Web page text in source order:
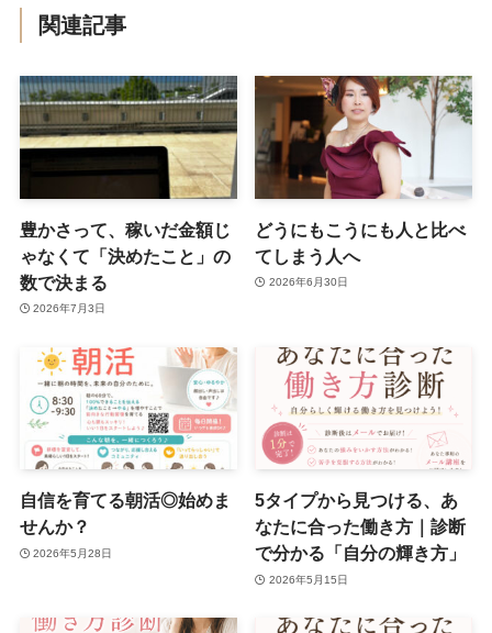
関連記事
豊かさって、稼いだ金額じ
ゃなくて「決めたこと」の
数で決まる
2026年7月3日
どうにもこうにも人と比べ
てしまう人へ
2026年6月30日
自信を育てる朝活◎始めま
せんか？
2026年5月28日
5タイプから見つける、あ
なたに合った働き方｜診断
で分かる「自分の輝き方」
2026年5月15日